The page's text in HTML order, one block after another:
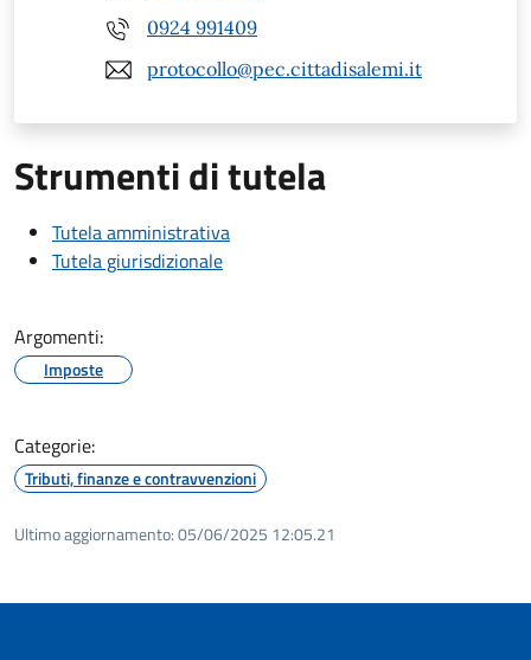
0924 991409
protocollo@pec.cittadisalemi.it
Strumenti di tutela
Tutela amministrativa
Tutela giurisdizionale
Argomenti:
Imposte
Categorie:
Tributi, finanze e contravvenzioni
Ultimo aggiornamento:05/06/2025 12:05.21